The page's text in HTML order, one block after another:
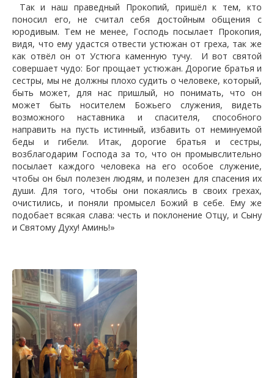
Так и наш праведный Прокопий, пришёл к тем, кто
поносил его, не считал себя достойным общения с
юродивым. Тем не менее, Господь посылает Прокопия,
видя, что ему удастся отвести устюжан от греха, так же
как отвёл он от Устюга каменную тучу. И вот святой
совершает чудо: Бог прощает устюжан. Дорогие братья и
сестры, мы не должны плохо судить о человеке, который,
быть может, для нас пришлый, но понимать, что он
может быть носителем Божьего служения, видеть
возможного наставника и спасителя, способного
направить на пусть истинный, избавить от неминуемой
беды и гибели. Итак, дорогие братья и сестры,
возблагодарим Господа за то, что он промывслительно
посылает каждого человека на его особое служение,
чтобы он был полезен людям, и полезен для спасения их
души. Для того, чтобы они покаялись в своих грехах,
очистились, и поняли промысел Божий в себе. Ему же
подобает всякая слава: честь и поклонение Отцу, и Сыну
и Святому Духу! Аминь!»